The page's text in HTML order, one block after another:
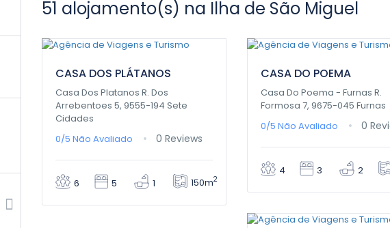
51 alojamento(s) na Ilha de São Miguel
CASA DOS PLÁTANOS
Casa Dos Platanos R. Dos
Arrebentoes 5, 9555-194 Sete
Cidades
0/5 Não Avaliado 0 Reviews
6 5 1 150m2
CASA DO POEMA
Casa Do Poema - Furnas R.
Formosa 7, 9675-045 Furnas
0/5 Não Avaliado 0
4 3 2